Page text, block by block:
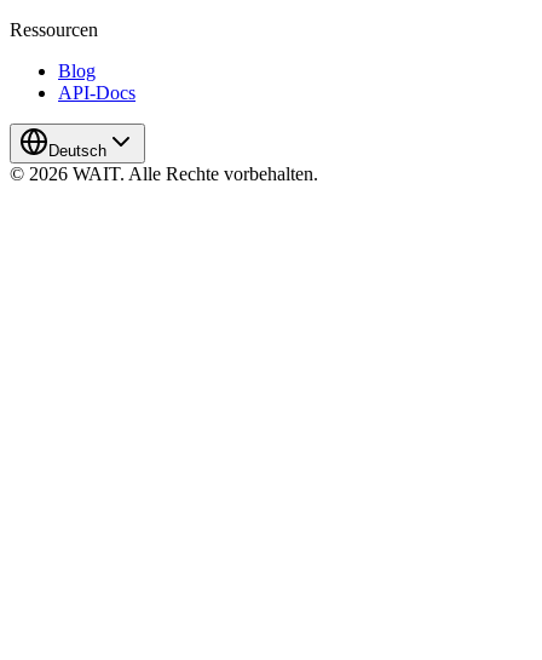
Ressourcen
Blog
API-Docs
Deutsch
© 2026 WAIT. Alle Rechte vorbehalten.